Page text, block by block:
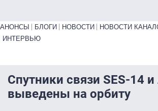
Primary links bottom
АНОНСЫ БЛОГИ НОВОСТИ НОВОСТИ
ИНТЕРВЬЮ
Спутники связи SES-14 и
выведены на орбиту